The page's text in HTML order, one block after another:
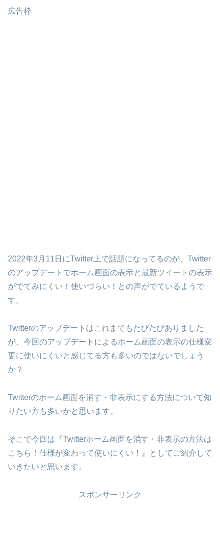
広告枠
2022年3月11日にTwitter上で話題になってるのが、Twitter
のアップデートでホーム画面の表示と最新ツイートの表示
がでてみにくい！使いづらい！との声がでているようで
す。
Twitterのアップデートはこれまでもたびたびありました
が、今回のアップデートによるホーム画面の表示の仕様変
更に使いにくいと感じてる方も多いのではないでしょう
か？
Twitterのホーム画面を消す・非表示にする方法について知
りたい方も多いかと思います。
そこで今回は『Twitterホーム画面を消す・非表示の方法は
こちら！仕様が変わって使いにくい！』としてご紹介して
いきたいと思います。
スポンサーリンク